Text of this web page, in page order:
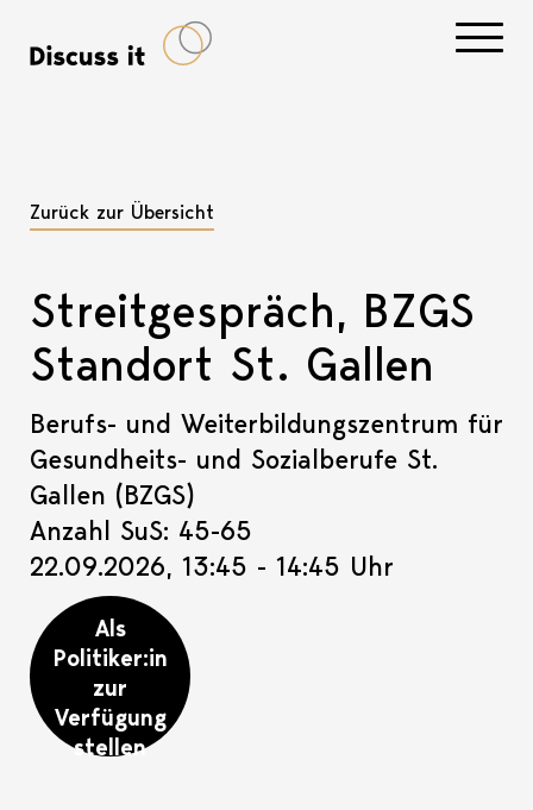
Zurück zur Übersicht
Streitgespräch, BZGS
Standort St. Gallen
Berufs- und Weiterbildungszentrum für
Gesundheits- und Sozialberufe St.
Gallen (BZGS)
Anzahl SuS: 45-65
22.09.2026, 13:45 - 14:45 Uhr
Als
Politiker:in
zur
Verfügung
stellen